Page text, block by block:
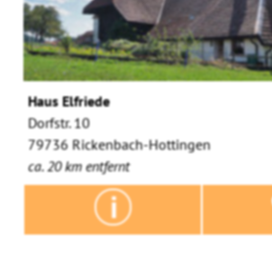
Haus Elfriede
Dorfstr. 10
79736 Rickenbach-Hottingen
ca. 20 km entfernt